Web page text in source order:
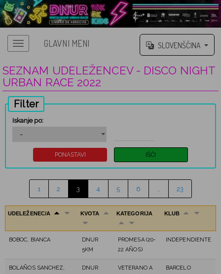
GLAVNI MENI SLOVENŠČINA
SEZNAM UDELEŽENCEV - DISCO NIGHT
URBAN RACE 2022
Filter
Iskanje po:
1 2 3 4 5 6 23
UDELEŽENEC/A KVOTA KATEGORIJA KLUB
BOBOC, BIANCA
DNUR
5KM
PROMESA (20-
22 AÑOS)
INDEPENDIENTE
BOLAÑOS SANCHEZ,
DNUR
VETERANO A
BARCELO